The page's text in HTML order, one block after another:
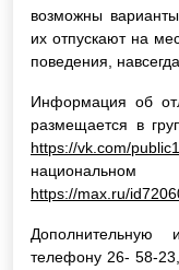
возможны
их отпускают на
поведения,
Информация об
размещается в
https://vk.com/
https://max.ru/
телефону 26- 58-